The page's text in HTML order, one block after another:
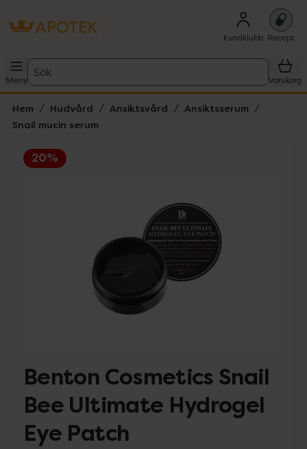
Kundklubb Recept
Meny
Sök
Varukorg
Hem Hudvård Ansiktsvård
Ansiktsserum
Snail mucin serum
20%
Benton Cosmetics Snail
Bee Ultimate Hydrogel
Eye Patch